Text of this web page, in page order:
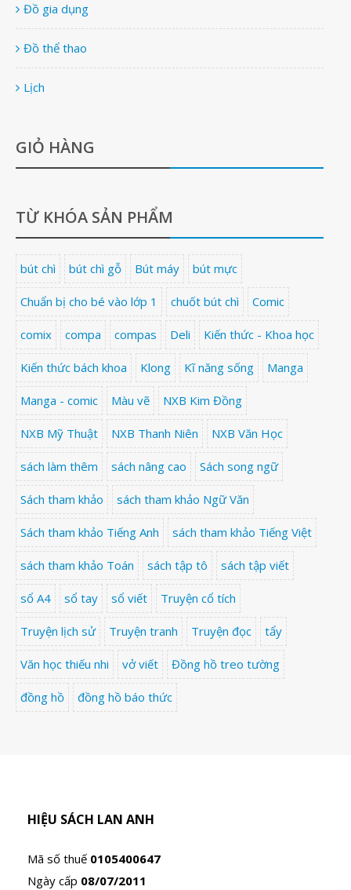
Đồ gia dụng
Đồ thể thao
Lịch
GIỎ HÀNG
TỪ KHÓA SẢN PHẨM
bút chì bút chì gỗ Bút máy bút mực
Chuẩn bị cho bé vào lớp 1 chuốt bút chì Comic
comix compa compas Deli Kiến thức - Khoa học
Kiến thức bách khoa Klong Kĩ năng sống Manga
Manga - comic Màu vẽ NXB Kim Đồng
NXB Mỹ Thuật NXB Thanh Niên NXB Văn Học
sách làm thêm sách nâng cao Sách song ngữ
Sách tham khảo sách tham khảo Ngữ Văn
Sách tham khảo Tiếng Anh sách tham khảo Tiếng Việt
sách tham khảo Toán sách tập tô sách tập viết
sổ A4 sổ tay sổ viết Truyện cổ tích
Truyện lịch sử Truyện tranh Truyện đọc tẩy
Văn học thiếu nhi vở viết Đồng hồ treo tường
đồng hồ đồng hồ báo thức
HIỆU SÁCH LAN ANH
Mã số thuế 0105400647
Ngày cấp 08/07/2011